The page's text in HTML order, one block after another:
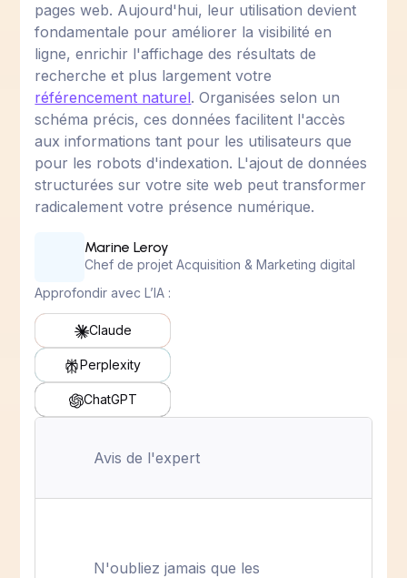
pages web. Aujourd'hui, leur utilisation devient
fondamentale pour améliorer la visibilité en
ligne, enrichir l'affichage des résultats de
recherche et plus largement votre
référencement naturel. Organisées selon un
schéma précis, ces données facilitent l'accès
aux informations tant pour les utilisateurs que
pour les robots d'indexation. L'ajout de données
structurées sur votre site web peut transformer
radicalement votre présence numérique.
Marine Leroy
Chef de projet Acquisition & Marketing digital
Approfondir avec L’IA :
Claude
Perplexity
ChatGPT
Avis de l'expert
N'oubliez jamais que les